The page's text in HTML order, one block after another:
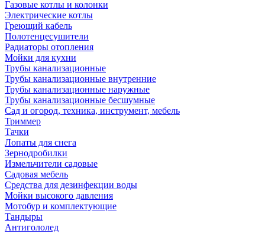
Газовые котлы и колонки
Электрические котлы
Греющий кабель
Полотенцесушители
Радиаторы отопления
Мойки для кухни
Трубы канализационные
Трубы канализационные внутренние
Трубы канализационные наружные
Трубы канализационные бесшумные
Сад и огород, техника, инструмент, мебель
Триммер
Тачки
Лопаты для снега
Зернодробилки
Измельчители садовые
Садовая мебель
Средства для дезинфекции воды
Мойки высокого давления
Мотобур и комплектующие
Тандыры
Антигололед